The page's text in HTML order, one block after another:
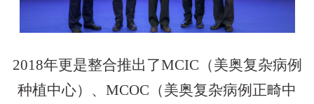
2018年更是整合推出了MCIC（美奥复杂病例
种植中心）、MCOC（美奥复杂病例正畸中